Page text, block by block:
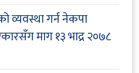
व्यवस्था गर्न नेकपा
माग१३ भाद्र २०७८